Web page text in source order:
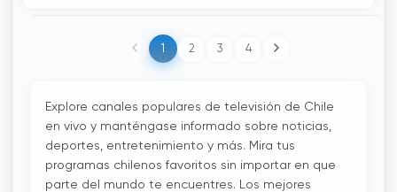
1 2 3 4
Explore canales populares de televisión de Chile
en vivo y manténgase informado sobre noticias,
deportes, entretenimiento y más. Mira tus
programas chilenos favoritos sin importar en que
parte del mundo te encuentres. Los mejores